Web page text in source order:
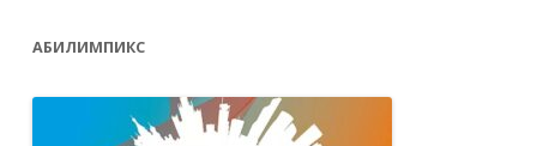
АБИЛИМПИКС